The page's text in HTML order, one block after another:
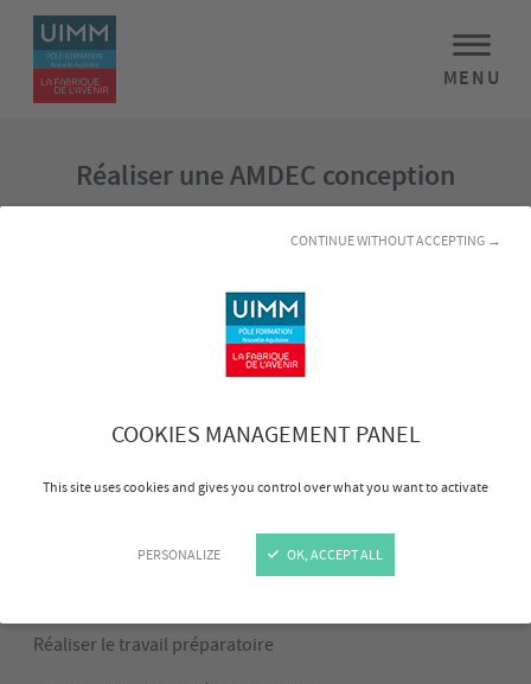
COOKIES MANAGEMENT PANEL
This site uses cookies and gives you control over what you want to activate
PERSONALIZE
CONTINUE WITHOUT ACCEPTING →
OK, ACCEPT ALL
MENU
Réaliser une AMDEC conception
Définir le cadre de mise en oeuvre d’une AMDEC et
en comprendre les principes
Préparer la mise en oeuvre de l’AMDEC
Evaluer les risques de défaillance d’une conception
validation d’une conception
Programme
L’AMDEC dans la démarche qualité
Réaliser le travail préparatoire